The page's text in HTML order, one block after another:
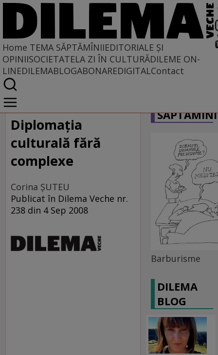
Home TEMA SĂPTĂMÎNIIEDITORIALE ȘI
OPINIISOCIETATELA ZI ÎN CULTURĂDILEME ON-
LINEDILEMABLOGABONAREDIGITALContact
Home
Tema săptămînii
Diplomaţia
culturală fără
complexe
Corina ŞUTEU
Publicat în Dilema Veche nr.
238 din 4 Sep 2008
Barburisme
DILEMA
BLOG